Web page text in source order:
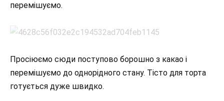
перемішуємо.
Просіюємо сюди поступово борошно з какао і
перемішуємо до однорідного стану. Тісто для торта
готується дуже швидко.